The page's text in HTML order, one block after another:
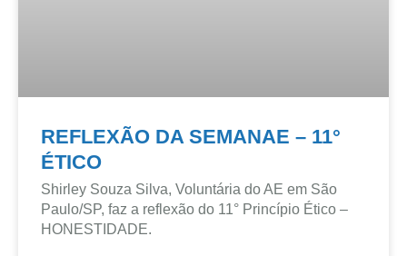
REFLEXÃO DA SEMANAE – 11°
ÉTICO
Shirley Souza Silva, Voluntária do AE em São
Paulo/SP, faz a reflexão do 11° Princípio Ético –
HONESTIDADE.